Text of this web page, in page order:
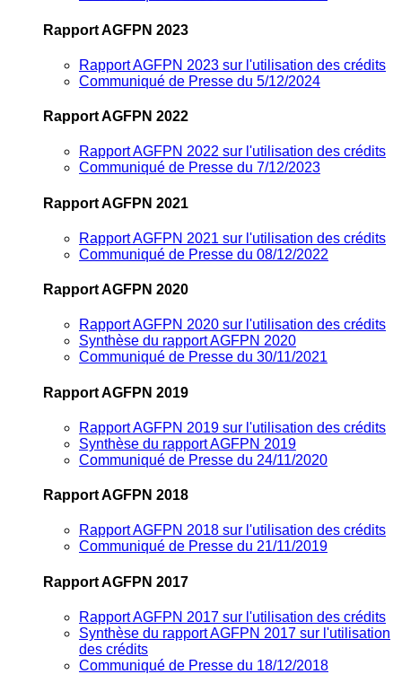
Rapport AGFPN 2023
Rapport AGFPN 2023 sur l'utilisation des crédits
Communiqué de Presse du 5/12/2024
Rapport AGFPN 2022
Rapport AGFPN 2022 sur l'utilisation des crédits
Communiqué de Presse du 7/12/2023
Rapport AGFPN 2021
Rapport AGFPN 2021 sur l'utilisation des crédits
Communiqué de Presse du 08/12/2022
Rapport AGFPN 2020
Rapport AGFPN 2020 sur l'utilisation des crédits
Synthèse du rapport AGFPN 2020
Communiqué de Presse du 30/11/2021
Rapport AGFPN 2019
Rapport AGFPN 2019 sur l'utilisation des crédits
Synthèse du rapport AGFPN 2019
Communiqué de Presse du 24/11/2020
Rapport AGFPN 2018
Rapport AGFPN 2018 sur l'utilisation des crédits
Communiqué de Presse du 21/11/2019
Rapport AGFPN 2017
Rapport AGFPN 2017 sur l'utilisation des crédits
Synthèse du rapport AGFPN 2017 sur l'utilisation
des crédits
Communiqué de Presse du 18/12/2018